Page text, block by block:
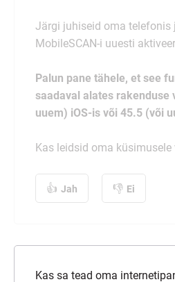
Järgi juhiseid oma telefonis
MobileSCAN-i uuesti
Palun pane tähele, et see
saadaval alates rakenduse
uuem) iOS-is või 45.5 (või
Kas leidsid oma küsimusele
Jah Ei
Kas sa tead oma